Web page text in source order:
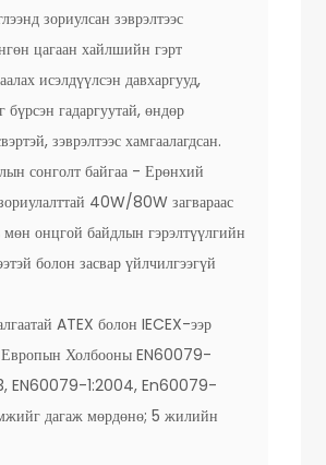
зориулсан зэврэлтээс
цагаан хайлшийн гэрт
исэлдүүлсэн давхаргууд,
бүрсэн гадаргуутай, өндөр
зэврэлтээс хамгаалагдсан.
сонголт байгаа - Ерөнхий
40W/80W загвараас
мөн онцгой байдлын гэрэлтүүлгийн
болон засвар үйлчилгээгүй
ATEX болон IECEX-ээр
Европын Холбооны EN60079-
EN60079-1:2004, En60079-
дагаж мөрдөнө; 5 жилийн